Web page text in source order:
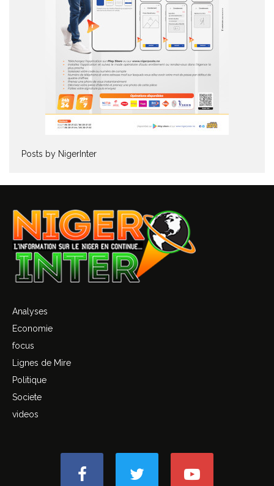
Posts by NigerInter
Analyses
Economie
focus
Lignes de Mire
Politique
Societe
videos